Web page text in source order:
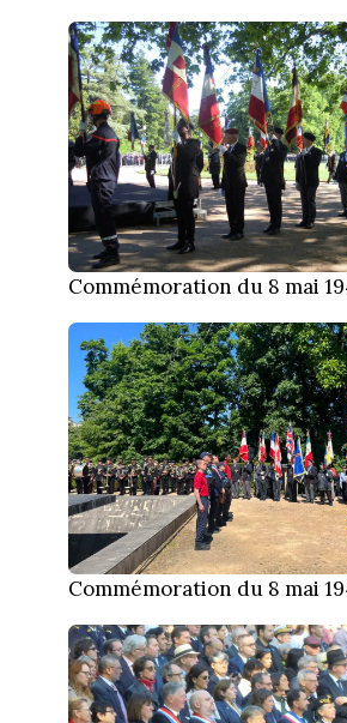
Commémoration du 8 mai
Commémoration du 8 mai